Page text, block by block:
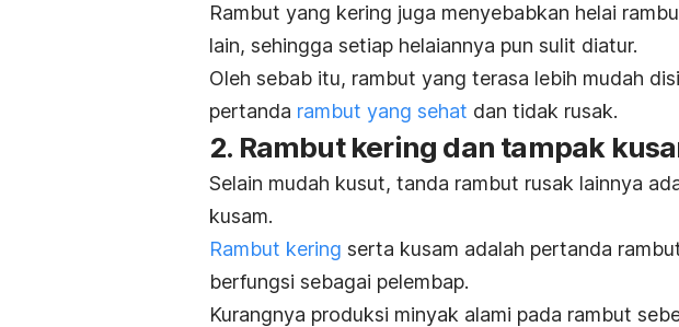
Rambut yang kering juga menyebabkan helai
lain, sehingga setiap helaiannya pun sulit diatur.
Oleh sebab itu, rambut yang terasa lebih mudah
pertanda rambut yang sehat dan tidak rusak.
2. Rambut kering dan tampak
Selain mudah kusut, tanda rambut rusak lainnya
kusam.
Rambut kering serta kusam adalah pertanda
berfungsi sebagai pelembap.
Kurangnya produksi minyak alami pada rambut